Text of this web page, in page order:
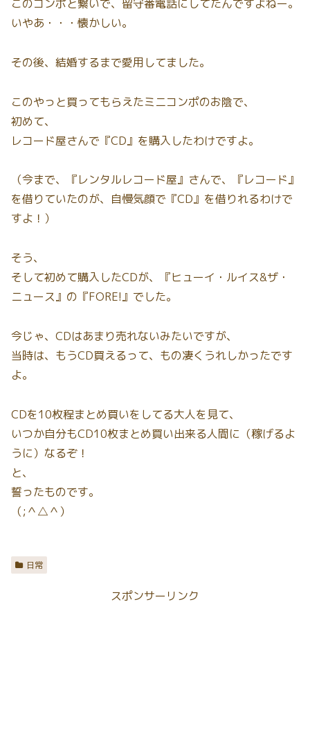
このコンポと繋いで、留守番電話にしてたんですよねー。
いやあ・・・懐かしい。
その後、結婚するまで愛用してました。
このやっと買ってもらえたミニコンポのお陰で、
初めて、
レコード屋さんで『CD』を購入したわけですよ。
（今まで、『レンタルレコード屋』さんで、『レコード』
を借りていたのが、自慢気顔で『CD』を借りれるわけで
すよ！）
そう、
そして初めて購入したCDが、『ヒューイ・ルイス&ザ・
ニュース』の『FORE!』でした。
今じゃ、CDはあまり売れないみたいですが、
当時は、もうCD買えるって、もの凄くうれしかったです
よ。
CDを10枚程まとめ買いをしてる大人を見て、
いつか自分もCD10枚まとめ買い出来る人間に（稼げるよ
うに）なるぞ！
と、
誓ったものです。
（;＾△＾）
日常
スポンサーリンク